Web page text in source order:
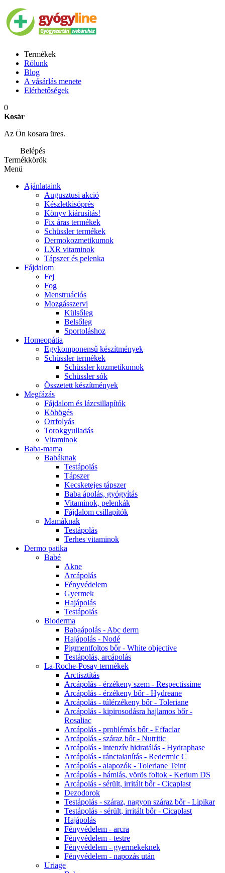
Termékek
Rólunk
Blog
A vásárlás menete
Elérhetőségek
0
Kosár
Az Ön kosara üres.
Belépés
Termékkörök
Menü
Ajánlataink
Augusztusi akció
Készletkisöprés
Könyv kiárusítás!
Fix áras termékek
Schüssler termékek
Dermokozmetikumok
LXR vitaminok
Tápszer és pelenka
Fájdalom
Fej
Fog
Menstruációs
Mozgásszervi
Külsőleg
Belsőleg
Sportoláshoz
Homeopátia
Egykomponensű készítmények
Schüssler termékek
Schüssler kozmetikumok
Schüssler sók
Összetett készítmények
Megfázás
Fájdalom és lázcsillapítók
Köhögés
Orrfolyás
Torokgyulladás
Vitaminok
Baba-mama
Babáknak
Testápolás
Tápszer
Kecsketejes tápszer
Baba ápolás, gyógyítás
Vitaminok, pelenkák
Fájdalom csillapítók
Mamáknak
Testápolás
Terhes vitaminok
Dermo patika
Babé
Akne
Arcápolás
Fényvédelem
Gyermek
Hajápolás
Testápolás
Bioderma
Babaápolás - Abc derm
Hajápolás - Nodé
Pigmentfoltos bőr - White objective
Testápolás, arcápolás
La-Roche-Posay termékek
Arctisztítás
Arcápolás - érzékeny szem - Respectissime
Arcápolás - érzékeny bőr - Hydreane
Arcápolás - túlérzékeny bőr - Toleriane
Arcápolás - kipirosodásra hajlamos bőr -
Rosaliac
Arcápolás - problémás bőr - Effaclar
Arcápolás - száraz bőr - Nutritic
Arcápolás - intenzív hidratálás - Hydraphase
Arcápolás - ránctalanítás - Redermic C
Arcápolás - alapozók - Toleriane Teint
Arcápolás - hámlás, vörös foltok - Kerium DS
Arcápolás - sérült, irritált bőr - Cicaplast
Dezodorok
Testápolás - száraz, nagyon száraz bőr - Lipikar
Testápolás - sérült, irritált bőr - Cicaplast
Hajápolás
Fényvédelem - arcra
Fényvédelem - testre
Fényvédelem - gyermekeknek
Fényvédelem - napozás után
Uriage